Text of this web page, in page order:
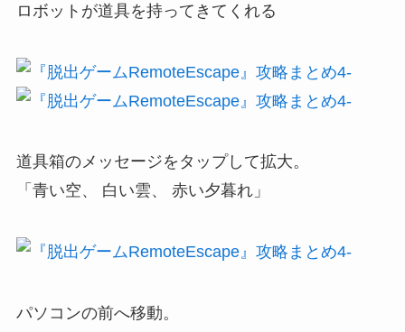
ロボットが道具を持ってきてくれる
道具箱のメッセージをタップして拡大。
「青い空、 白い雲、 赤い夕暮れ」
パソコンの前へ移動。